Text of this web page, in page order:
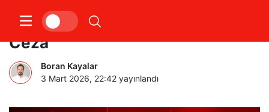
UEFA’dan Galatasaray’a Şok
Ceza
Boran Kayalar
3 Mart 2026, 22:42 yayınlandı